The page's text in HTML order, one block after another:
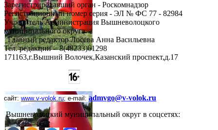
Зарегистрировавший орган - Роскомнадзор
Регистрационный номер серия - ЭЛ № ФС 77 - 82984
Учредитель Администрация Вышневолоцкого
муниципального округа
Главный редактор Лосева Анна Васильевна
Тел. редакции - ‎8(48233)61298
171163,г.Вышний Волочек,Казанский проспект,д.17
сайт: www.v-volok.ru; e-mail : admvgo@v-volok.ru
Вышневолоцкий муниципальный округ в соцсетях: